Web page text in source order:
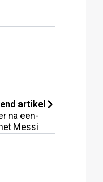
artikel
na een-
Messi